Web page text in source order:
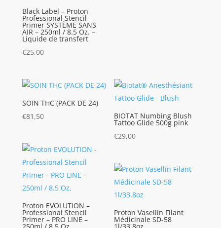
Black Label – Proton
Professional Stencil
Primer SYSTÈME SANS
AIR – 250ml / 8.5 Oz. –
Liquide de transfert
€25,00
SOIN THC (PACK DE 24)
€81,50 BIOTAT Numbing Blush
Tattoo Glide 500g pink
€29,00
Proton EVOLUTION –
Professional Stencil
Primer – PRO LINE –
Proton Vasellin Filant
Médicinale SD-58